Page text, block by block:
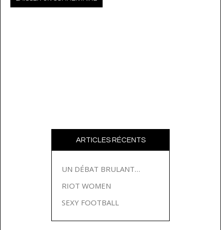
ARTICLES RÉCENTS
UN DÉBAT BRULANT…
RIOT WOMEN
SEXY FOOTBALL